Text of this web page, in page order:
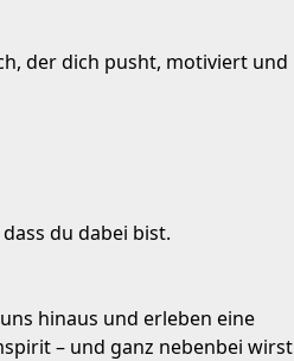
der dich pusht, motiviert und
du dabei bist.
hinaus und erleben eine
– und ganz nebenbei wirst